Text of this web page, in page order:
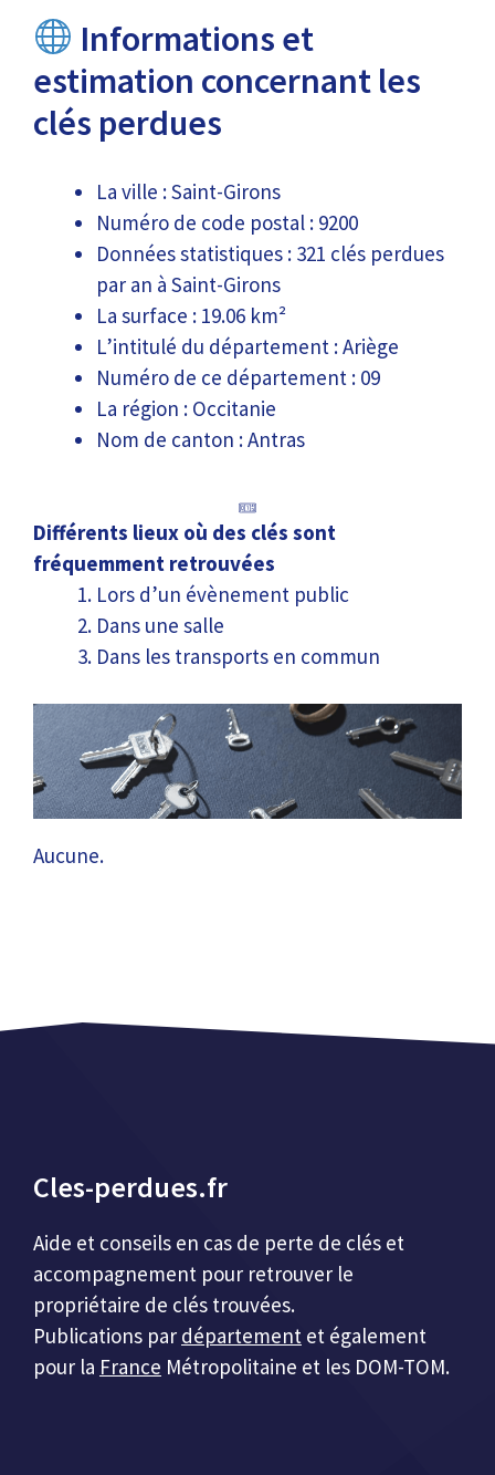
Informations et
estimation concernant les
clés perdues
La ville : Saint-Girons
Numéro de code postal : 9200
Données statistiques : 321 clés perdues
par an à Saint-Girons
La surface : 19.06 km²
L’intitulé du département : Ariège
Numéro de ce département : 09
La région : Occitanie
Nom de canton : Antras
Différents lieux où des clés sont
fréquemment retrouvées
Lors d’un évènement public
Dans une salle
Dans les transports en commun
Aucune.
Cles-perdues.fr
Aide et conseils en cas de perte de clés et
accompagnement pour retrouver le
propriétaire de clés trouvées.
Publications par département et également
pour la France Métropolitaine et les DOM-TOM.